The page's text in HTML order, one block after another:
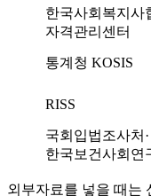
한국사회복지사
자격관리센터
통계청 KOSIS
RISS
국회입법조사처·
한국보건사회연
외부자료를 넣을 때는